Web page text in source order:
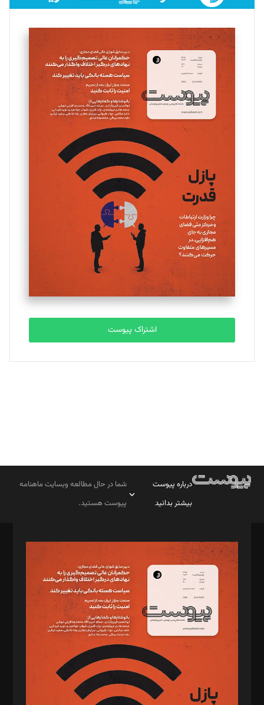
فائزه فتحی رستمی
تحریریه
سروش کرمیان
تحریریه
مینا پاکدل
یسنا امان‌پور
تحریریه
ملینا جعفری
تحریریه
مصطفی مسجدی آرانی
تحریریه
بابک نقاش
تحریریه
اشتراک پیوست
درباره پیوست
بیشتر بدانید
شما در حال مطالعه وبسایت ماهنامه
پیوست هستید.
مدیر مسئول: محمدباقر اثنی‌عشری
سردبیر: مهرک محمودی
دبیر تحریریه: میثم قاسمی
د‌بیر ناداستان: سمانه سمیع
د‌بیر خدمت و تجارت: ابوالفضل رجبی
د‌بیر حقوق فناوری: حسام‌الدین ایپکچی
د‌بیر پیوست جهان: مینا پاکدل
د‌بیر تحریریه آنلاین: بابک نقاش
تحریریه‌: مجتبی محمود‌ی، آرش برهمند، یسنا امان‌پور، سروش کرمیان،
مصطفی مسجدی آرانی، ابوالفضل رجبی، زهرا فکرانه، فائزه فتحی